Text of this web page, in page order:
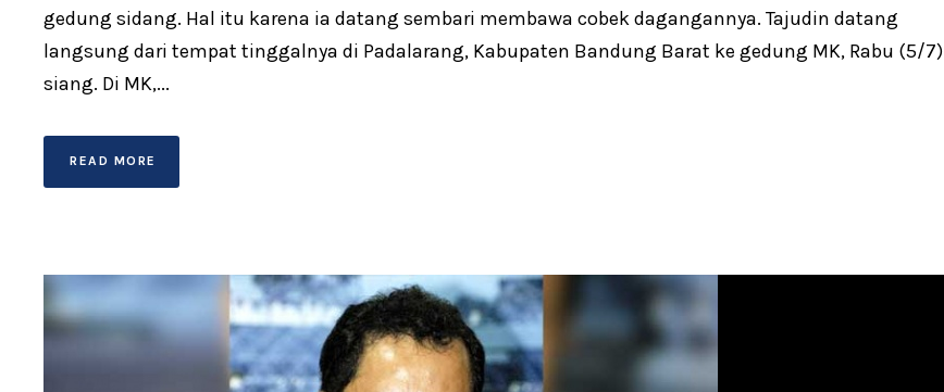
gedung sidang. Hal itu karena ia datang sembari membawa cobek dagangannya. Tajudin datang
langsung dari tempat tinggalnya di Padalarang, Kabupaten Bandung Barat ke gedung MK, Rabu (5/7)
siang. Di MK,...
READ MORE